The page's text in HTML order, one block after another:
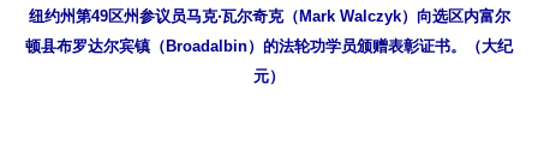
纽约州第49区州参议员马克‧瓦尔奇克（Mark Walczyk）向选区内富尔
顿县布罗达尔宾镇（Broadalbin）的法轮功学员颁赠表彰证书。（大纪
元）